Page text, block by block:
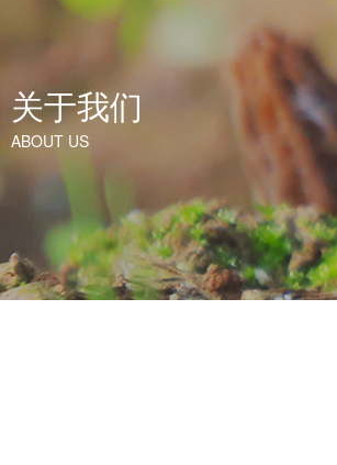
关于我们
ABOUT US